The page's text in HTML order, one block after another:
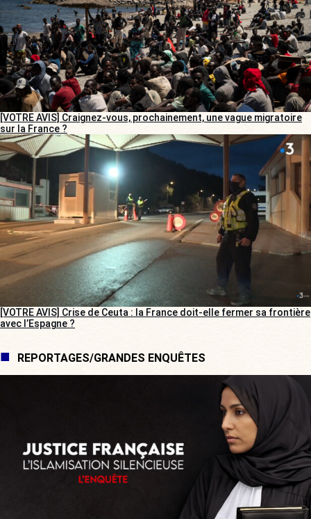
[VOTRE AVIS] Craignez-vous, prochainement, une vague migratoire
sur la France ?
[VOTRE AVIS] Crise de Ceuta : la France doit-elle fermer sa frontière
avec l’Espagne ?
REPORTAGES/GRANDES ENQUÊTES